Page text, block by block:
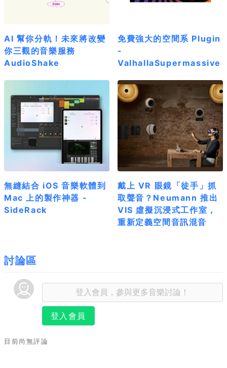
AI 幫你分軌！未來將改變
你三觀的音樂服務
AudioShake
免費強大的空間系 Plugin
-
ValhallaSupermassive
無縫結合 iOS 音樂軟體到
Mac 上的製作神器 -
SideRack
戴上 VR 眼鏡「徒手」抓
取聲音？Neumann 推出
VIS 虛擬沉浸式工作室，
重新定義空間音訊混音
討論區
登入會員
目前尚無評論